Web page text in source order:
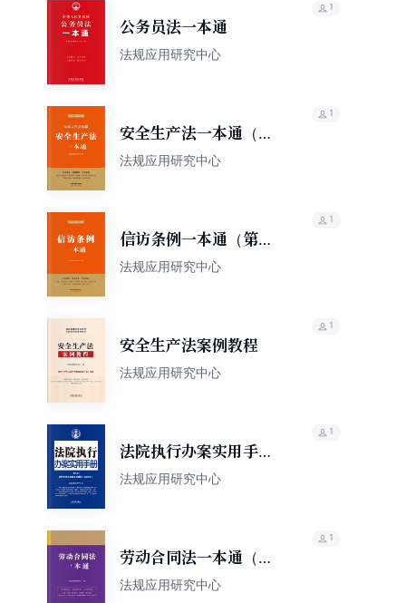
公务员法一本通
法规应用研究中心
1
安全生产法一本通（第
六版）
法规应用研究中心
1
信访条例一本通（第六
版）
法规应用研究中心
1
安全生产法案例教程
法规应用研究中心
1
法院执行办案实用手册
（含民法典总则编司法
法规应用研究中心
1
劳动合同法一本通（第
九版）
法规应用研究中心
1